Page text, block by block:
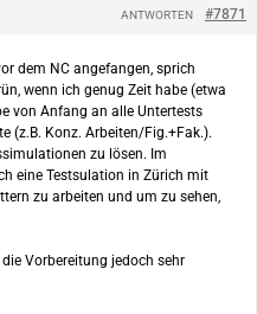
#7871
ANTWORTEN
dem NC angefangen, sprich
wenn ich genug Zeit habe (etwa
von Anfang an alle Untertests
(z.B. Konz. Arbeiten/Fig.+Fak.).
zu lösen. Im
eine Testsulation in Zürich mit
zu arbeiten und um zu sehen,
Vorbereitung jedoch sehr